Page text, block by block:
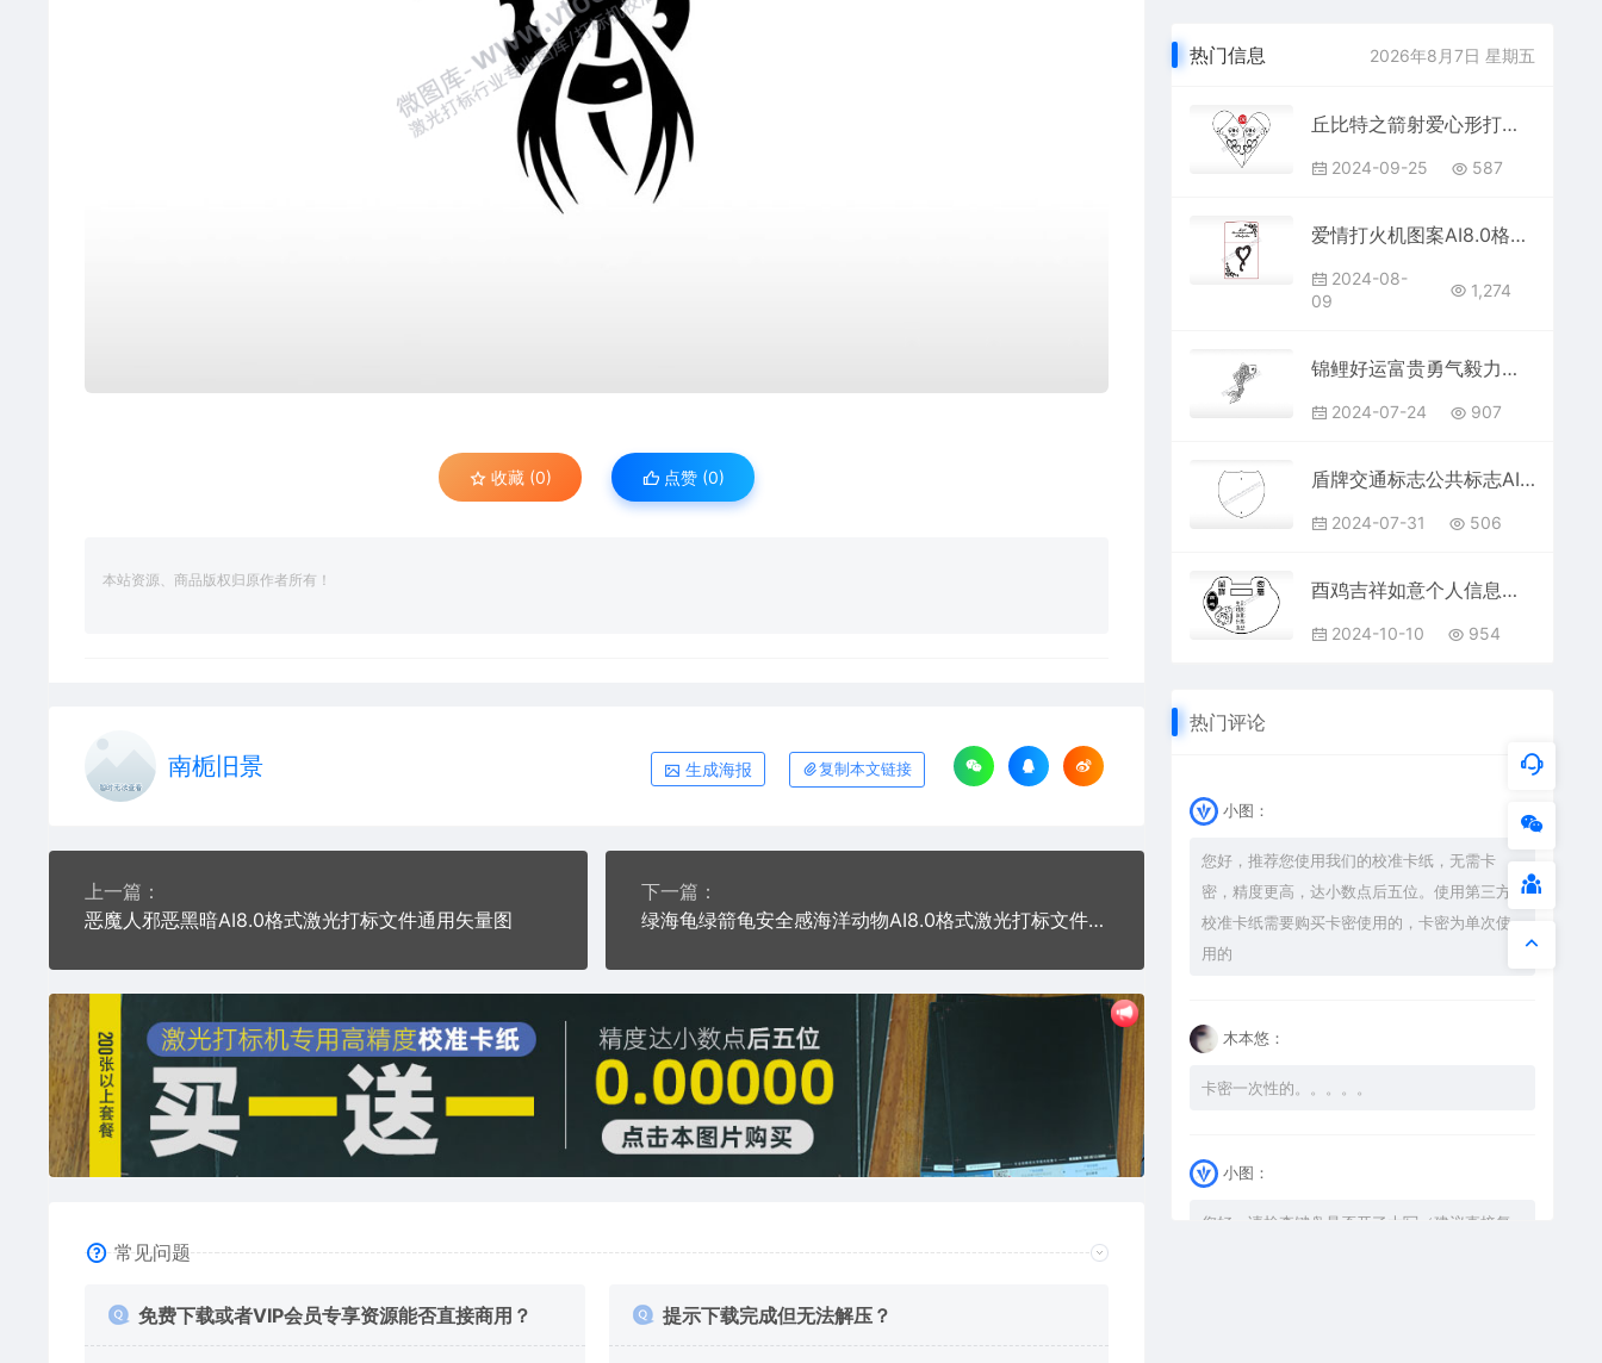
收藏 (0) 点赞 (0)
本站资源、商品版权归原作者所有！
南栀旧景 生成海报 复制本文链接
上一篇：
恶魔人邪恶黑暗AI8.0格式激光打标文件通用矢量图
下一篇：
绿海龟绿箭龟安全感海洋动物AI8.0格式激光打标文件通用矢量图
常见问题
免费下载或者VIP会员专享资源能否直接商用？ 提示下载完成但无法解压？
热门信息 2026年8月7日 星期五
丘比特之箭射爱心形打火机AI8.0格式激光打标文件通用矢量图
2024-09-25 587
爱情打火机图案AI8.0格式激光打标文件通用矢量图
2024-08-
09
1,274
锦鲤好运富贵勇气毅力鱼线图AI8.0格式激光打标文件通用矢量图
2024-07-24 907
盾牌交通标志公共标志AI8.0格式激光打标文件通用矢量图
2024-07-31 506
酉鸡吉祥如意个人信息长命锁AI8.0格式激光打标文件通用矢量图
2024-10-10 954
热门评论
小图：
您好，推荐您使用我们的校准卡纸，无需卡
密，精度更高，达小数点后五位。使用第三方
校准卡纸需要购买卡密使用的，卡密为单次使
用的
木本悠：
卡密一次性的。。。。。
小图：
您好，请检查键盘是否开了大写（建议直接复